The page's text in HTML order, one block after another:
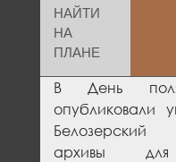
НАЙТИ
НА
ПЛАНЕ
В День
опубликовали
Белозерский
архивы для